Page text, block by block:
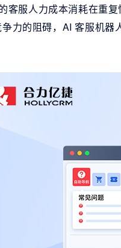
客服人力成本消耗在重
力的阻碍，AI 客服机器